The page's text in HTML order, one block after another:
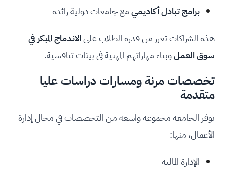
برامج تبادل أكاديميمع جامعات دولية رائدة
هذه الشراكات تعزز من قدرة الطلاب علىالاندماج المبكر في
سوق العملوبناء مهاراتهم المهنية في بيئات تنافسية.
تخصصات مرنة ومسارات دراسات عليا
متقدمة
توفر الجامعة مجموعة واسعة من التخصصات في مجال إدارة
الأعمال، منها:
الإدارة المالية